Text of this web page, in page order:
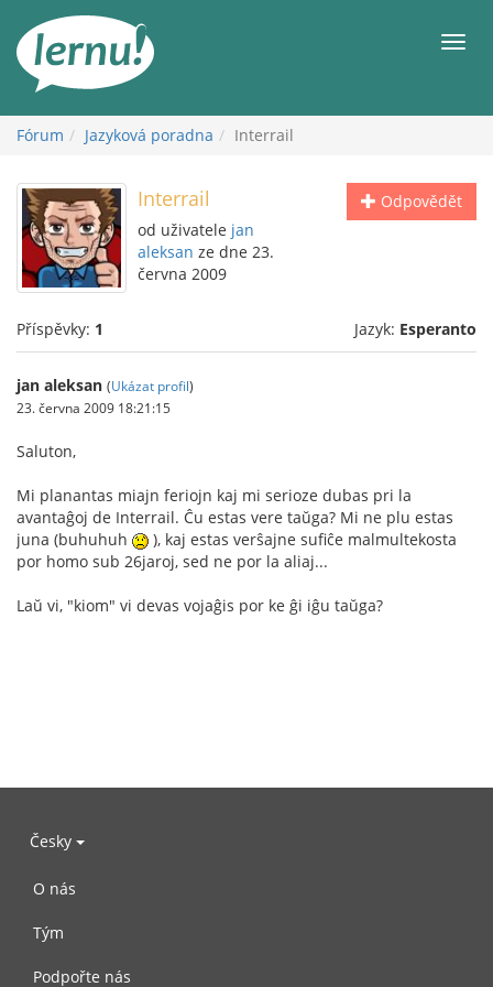
obsahu
Fórum Jazyková poradna Interrail
Odpovědět
Interrail
od uživatele jan
aleksan ze dne 23.
června 2009
Příspěvky: 1 Jazyk: Esperanto
jan aleksan (Ukázat profil)
23. června 2009 18:21:15
Saluton,
Mi planantas miajn feriojn kaj mi serioze dubas pri la
avantaĝoj de Interrail. Ĉu estas vere taŭga? Mi ne plu estas
juna (buhuhuh
), kaj estas verŝajne sufiĉe malmultekosta
por homo sub 26jaroj, sed ne por la aliaj...
Laŭ vi, "kiom" vi devas vojaĝis por ke ĝi iĝu taŭga?
Česky
O nás
Tým
Podpořte nás